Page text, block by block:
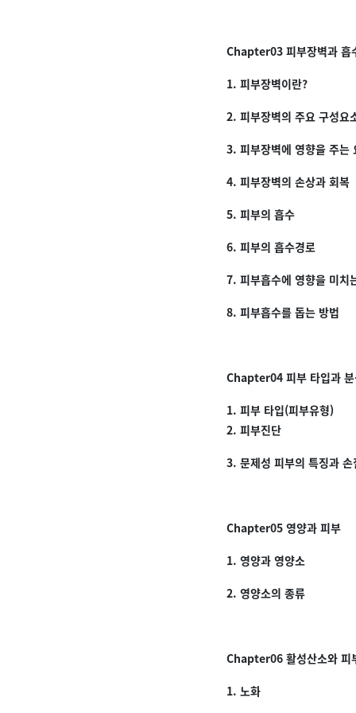
Chapter03 피부장벽과 흡
1. 피부장벽이란?
2. 피부장벽의 주요 구성요
3. 피부장벽에 영향을 주는
4. 피부장벽의 손상과 회복
5. 피부의 흡수
6. 피부의 흡수경로
7. 피부흡수에 영향을 미치
8. 피부흡수를 돕는 방법
Chapter04 피부 타입과 분
1. 피부 타입(피부유형)
2. 피부진단
3. 문제성 피부의 특징과 손
Chapter05 영양과 피부
1. 영양과 영양소
2. 영양소의 종류
Chapter06 활성산소와 피
1. 노화